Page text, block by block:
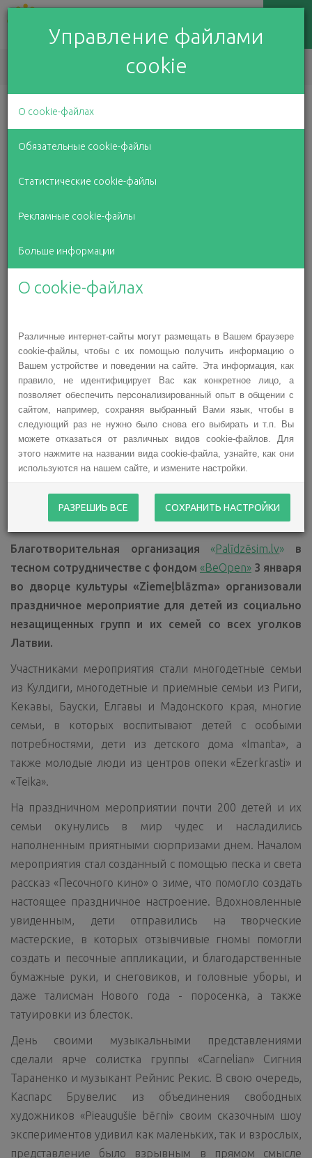
Праздничное
мероприятие для детей
из социально
незащищенных групп
04 января 2019 г.
Благотворительная организация «Palīdzēsim.lv» в
тесном сотрудничестве с фондом «BeOpen» 3 января
во дворце культуры «Ziemeļblāzma» организовали
праздничное мероприятие для детей из социально
незащищенных групп и их семей со всех уголков
Латвии.
Участниками мероприятия стали многодетные семьи
из Кулдиги, многодетные и приемные семьи из Риги,
Кекавы, Бауски, Елгавы и Мадонского края, многие
семьи, в которых воспитывают детей с особыми
потребностями, дети из детского дома «Imanta», а
также молодые люди из центров опеки «Ezerkrasti» и
«Teika».
На праздничном мероприятии почти 200 детей и их
семьи окунулись в мир чудес и насладились
наполненным приятными сюрпризами днем. Началом
мероприятия стал созданный с помощью песка и света
рассказ «Песочного кино» о зиме, что помогло создать
настоящее праздничное настроение. Вдохновленные
увиденным, дети отправились на творческие
мастерские, в которых отзывчивые гномы помогли
создать и песочные аппликации, и благодарственные
бумажные руки, и снеговиков, и головные уборы, и
даже талисман Нового года - поросенка, а также
татуировки из блесток.
День своими музыкальными представлениями
сделали ярче солистка группы «Carnelian» Сигния
Тараненко и музыкант Рейнис Рекис. В свою очередь,
Каспарс Брувелис из объединения свободных
художников «Pieaugušie bērni» своим сказочным шоу
экспериментов удивил как маленьких, так и взрослых,
представление было взрывным в прямом смысле
Управление файлами
cookie
О cookie-файлах
Обязательные cookie-файлы
Статистические cookie-файлы
Рекламные cookie-файлы
Больше информации
О cookie-файлах
Различные интернет-сайты могут размещать в Вашем браузере
cookie-файлы, чтобы с их помощью получить информацию о
Вашем устройстве и поведении на сайте. Эта информация, как
правило, не идентифицирует Вас как конкретное лицо, а
позволяет обеспечить персонализированный опыт в общении с
сайтом, например, сохраняя выбранный Вами язык, чтобы в
следующий раз не нужно было снова его выбирать и т.п. Вы
можете отказаться от различных видов cookie-файлов. Для
этого нажмите на названии вида cookie-файла, узнайте, как они
используются на нашем сайте, и измените настройки.
РАЗРЕШИЬ ВСЕ СОХРАНИТЬ НАСТРОЙКИ